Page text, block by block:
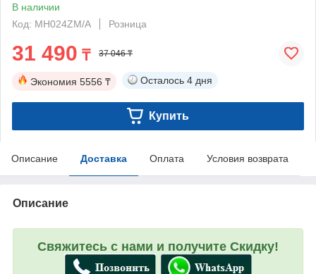
В наличии
Код: MH024ZM/A
Розница
31 490 ₸ 37 046 ₸
Экономия 5556 ₸ Осталось 4 дня
Купить
Описание Доставка Оплата Условия возврата
Описание
Свяжитесь с нами и получите Скидку!